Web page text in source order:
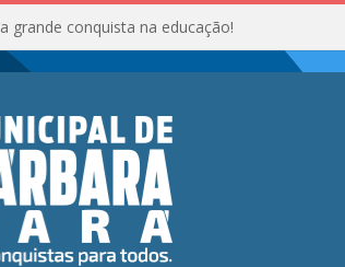
grande conquista na educação!